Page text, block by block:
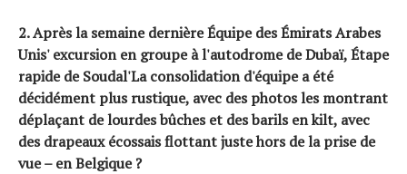
2. Après la semaine dernièreÉquipe des Émirats Arabes
Unis' excursion en groupe à l'autodrome de Dubaï,Étape
rapide de Soudal'La consolidation d'équipe a été
décidément plus rustique, avec des photos les montrant
déplaçant de lourdes bûches et des barils en kilt, avec
des drapeaux écossais flottant juste hors de la prise de
vue – en Belgique ?